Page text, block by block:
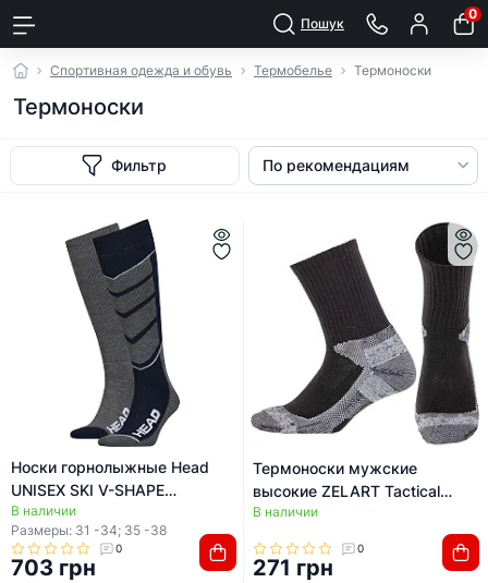
Пошук
0
Спортивная одежда и обувь Термобелье Термоноски
Термоноски
Фильтр
Носки горнолыжные Head
UNISEX SKI V-SHAPE
KNEEHIGH 2PPK
В наличии
Размеры: 31 -34; 35 -38
0
703 грн
Термоноски мужские
высокие ZELART Tactical
59047 (Черный)
В наличии
0
271 грн